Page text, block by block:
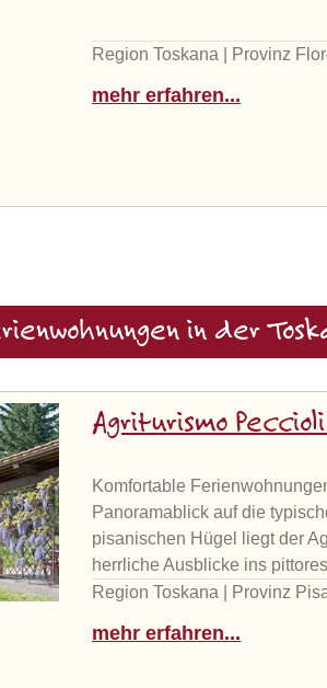
Region Toskana | Provinz
mehr erfahren...
in der
Agriturismo
Komfortable
Panoramablick auf die
pisanischen Hügel liegt der
herrliche Ausblicke ins
Region Toskana | Provinz
mehr erfahren...